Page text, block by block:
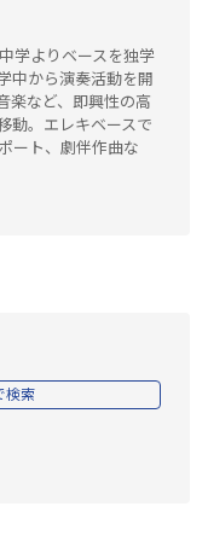
学よりベースを独学
中から演奏活動を開
楽など、即興性の高
動。エレキベースで
ート、劇伴作曲な
検索